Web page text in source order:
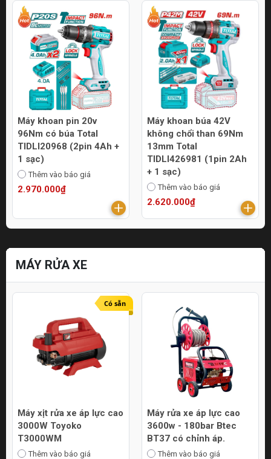
Máy khoan pin 20v
96Nm có búa Total
TIDLI20968 (2pin 4Ah +
1 sạc)
Thêm vào báo giá
2.970.000₫
Máy khoan búa 42V
không chổi than 69Nm
13mm Total
TIDLI426981 (1pin 2Ah
+ 1 sạc)
Thêm vào báo giá
2.620.000₫
MÁY RỬA XE
Có sẵn
Máy xịt rửa xe áp lực cao
3000W Toyoko
T3000WM
Thêm vào báo giá
Máy rửa xe áp lực cao
3600w - 180bar Btec
BT37 có chỉnh áp.
Thêm vào báo giá